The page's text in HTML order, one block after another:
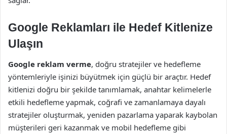
Google Reklamları ile Hedef Kitlenize
Ulaşın
Google reklam verme, doğru stratejiler ve hedefleme
yöntemleriyle işinizi büyütmek için güçlü bir araçtır. Hedef
kitlenizi doğru bir şekilde tanımlamak, anahtar kelimelerle
etkili hedefleme yapmak, coğrafi ve zamanlamaya dayalı
stratejiler oluşturmak, yeniden pazarlama yaparak kaybolan
müşterileri geri kazanmak ve mobil hedefleme gibi